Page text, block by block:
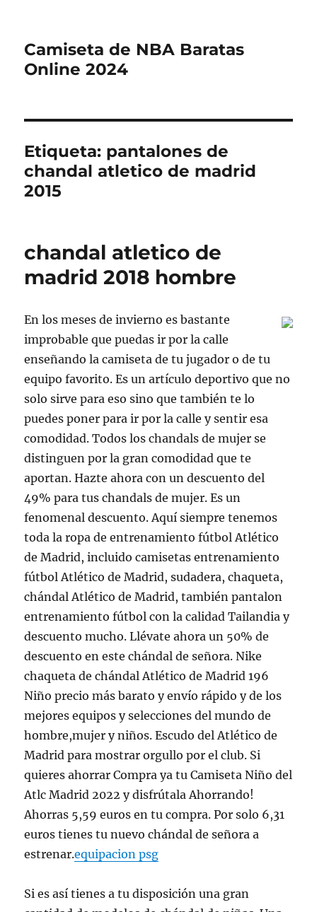
Camiseta de NBA Baratas
Online 2024
Etiqueta: pantalones de
chandal atletico de madrid
2015
chandal atletico de
madrid 2018 hombre
En los meses de invierno es bastante
improbable que puedas ir por la calle
enseñando la camiseta de tu jugador o de tu
equipo favorito. Es un artículo deportivo que no
solo sirve para eso sino que también te lo
puedes poner para ir por la calle y sentir esa
comodidad. Todos los chandals de mujer se
distinguen por la gran comodidad que te
aportan. Hazte ahora con un descuento del
49% para tus chandals de mujer. Es un
fenomenal descuento. Aquí siempre tenemos
toda la ropa de entrenamiento fútbol Atlético
de Madrid, incluido camisetas entrenamiento
fútbol Atlético de Madrid, sudadera, chaqueta,
chándal Atlético de Madrid, también pantalon
entrenamiento fútbol con la calidad Tailandia y
descuento mucho. Llévate ahora un 50% de
descuento en este chándal de señora. Nike
chaqueta de chándal Atlético de Madrid 196
Niño precio más barato y envío rápido y de los
mejores equipos y selecciones del mundo de
hombre,mujer y niños. Escudo del Atlético de
Madrid para mostrar orgullo por el club. Si
quieres ahorrar Compra ya tu Camiseta Niño del
Atlc Madrid 2022 y disfrútala Ahorrando!
Ahorras 5,59 euros en tu compra. Por solo 6,31
euros tienes tu nuevo chándal de señora a
estrenar.equipacion psg
Si es así tienes a tu disposición una gran